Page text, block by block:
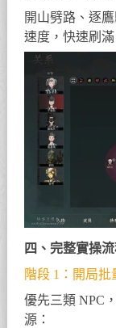
開山劈路、逐
速度，快速刷滿
四、完整實操流
階段 1：開局批
優先三類 NPC
源：